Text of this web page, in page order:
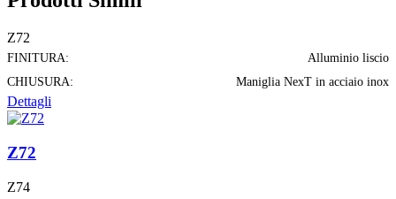
Z72
FINITURA:
Alluminio liscio
CHIUSURA:
Maniglia NexT in acciaio inox
Dettagli
Z72
Z74